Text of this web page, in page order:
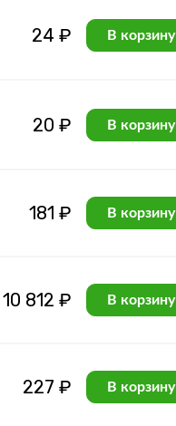
24 ₽ В корзину
20 ₽ В корзину
181 ₽ В корзину
10 812 ₽ В корзину
227 ₽ В корзину